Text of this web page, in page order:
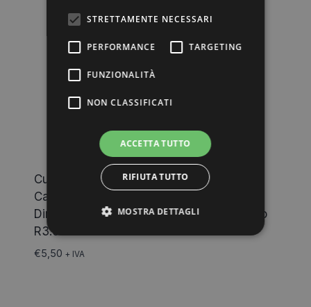
Cuscinetto di Ricambio per Mobili,
Cassettiere, Ante, Armadi Diametro 16
Dimensioni 16×5,5×6 Foro 4 Profilo Tondo
R3.5 Bianco
€5,50 + IVA
STRETTAMENTE NECESSARI
PERFORMANCE TARGETING
FUNZIONALITÀ
NON CLASSIFICATI
ACCETTA TUTTO
RIFIUTA TUTTO
MOSTRA DETTAGLI